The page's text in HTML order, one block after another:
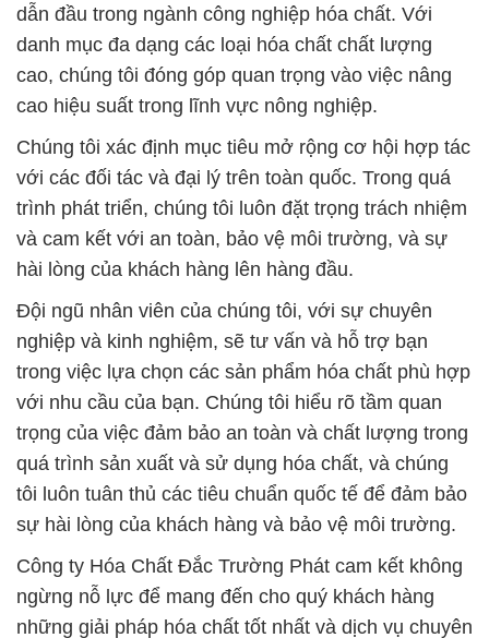
Chúng tôi xác định mục tiêu mở rộng cơ hội hợp tác
với các đối tác và đại lý trên toàn quốc. Trong quá
trình phát triển, chúng tôi luôn đặt trọng trách nhiệm
và cam kết với an toàn, bảo vệ môi trường, và sự
hài lòng của khách hàng lên hàng đầu.
Đội ngũ nhân viên của chúng tôi, với sự chuyên
nghiệp và kinh nghiệm, sẽ tư vấn và hỗ trợ bạn
trong việc lựa chọn các sản phẩm hóa chất phù hợp
với nhu cầu của bạn. Chúng tôi hiểu rõ tầm quan
trọng của việc đảm bảo an toàn và chất lượng trong
quá trình sản xuất và sử dụng hóa chất, và chúng
tôi luôn tuân thủ các tiêu chuẩn quốc tế để đảm bảo
sự hài lòng của khách hàng và bảo vệ môi trường.
Công ty Hóa Chất Đắc Trường Phát cam kết không
ngừng nỗ lực để mang đến cho quý khách hàng
những giải pháp hóa chất tốt nhất và dịch vụ chuyên
nghiệp nhất, giúp họ đạt được mục tiêu kinh doanh
và sản xuất của mình.
# Nhà cung cấp # kinh doanh Hóa Chất Công
Nghiệp hóa chất Bột Sodium Phosphate * Sodium